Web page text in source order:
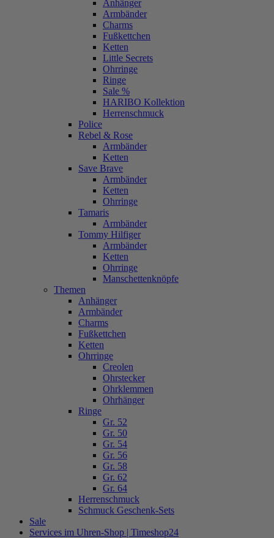
Anhänger
Armbänder
Charms
Fußkettchen
Ketten
Little Secrets
Ohrringe
Ringe
Sale %
HARIBO Kollektion
Herrenschmuck
Police
Rebel & Rose
Armbänder
Ketten
Save Brave
Armbänder
Ketten
Ohrringe
Tamaris
Armbänder
Tommy Hilfiger
Armbänder
Ketten
Ohrringe
Manschettenknöpfe
Themen
Anhänger
Armbänder
Charms
Fußkettchen
Ketten
Ohrringe
Creolen
Ohrstecker
Ohrklemmen
Ohrhänger
Ringe
Gr. 52
Gr. 50
Gr. 54
Gr. 56
Gr. 58
Gr. 62
Gr. 64
Herrenschmuck
Schmuck Geschenk-Sets
Sale
Services im Uhren-Shop | Timeshop24